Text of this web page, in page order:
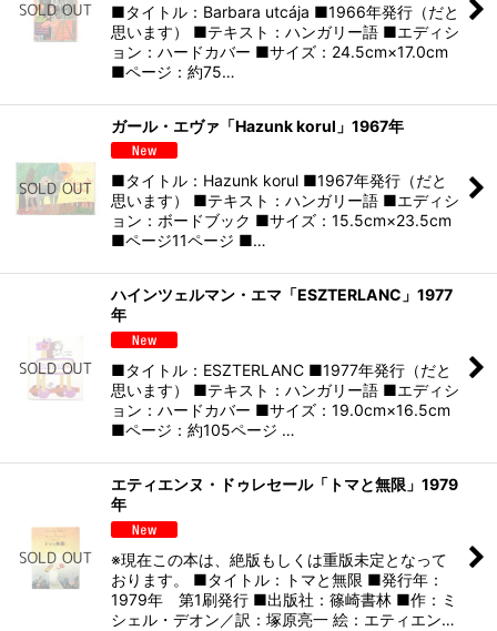
■タイトル：Barbara utcája ■1966年発行（だと
思います） ■テキスト：ハンガリー語 ■エディシ
ョン：ハードカバー ■サイズ：24.5cm×17.0cm
■ページ：約75…
ガール・エヴァ「Hazunk korul」1967年
■タイトル：Hazunk korul ■1967年発行（だと
思います） ■テキスト：ハンガリー語 ■エディシ
ョン：ボードブック ■サイズ：15.5cm×23.5cm
■ページ11ページ ■…
ハインツェルマン・エマ「ESZTERLANC」1977
年
■タイトル：ESZTERLANC ■1977年発行（だと
思います） ■テキスト：ハンガリー語 ■エディシ
ョン：ハードカバー ■サイズ：19.0cm×16.5cm
■ページ：約105ページ …
エティエンヌ・ドゥレセール「トマと無限」1979
年
※現在この本は、絶版もしくは重版未定となって
おります。 ■タイトル：トマと無限 ■発行年：
1979年 第1刷発行 ■出版社：篠崎書林 ■作：ミ
シェル・デオン／訳：塚原亮一 絵：エティエン…